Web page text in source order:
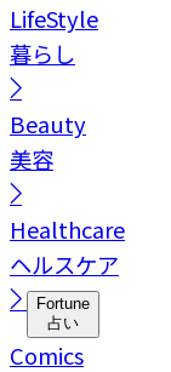
LifeStyle
暮らし
Beauty
美容
Healthcare
ヘルスケア
Fortune
占い
Comics